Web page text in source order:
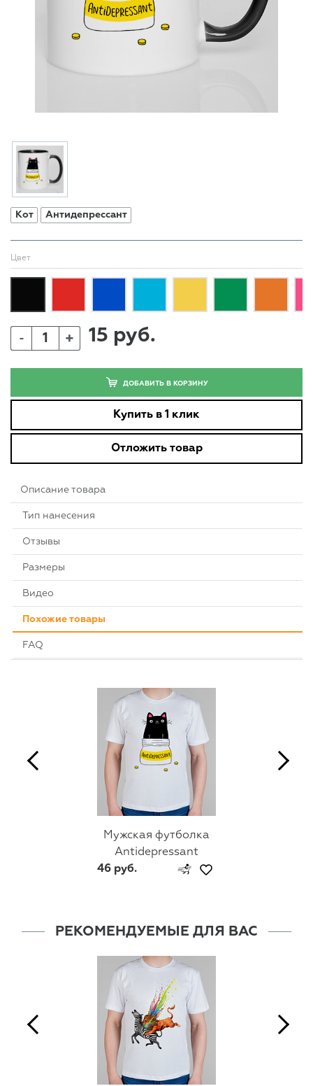
Кот Антидепрессант
Цвет
- + 15 руб.
ДОБАВИТЬ В КОРЗИНУ
Купить в 1 клик
Отложить товар
Описание товара
Тип нанесения
Отзывы
Размеры
Видео
Похожие товары
FAQ
Мужская футболка
Antidepressant
46 руб.
РЕКОМЕНДУЕМЫЕ ДЛЯ ВАС